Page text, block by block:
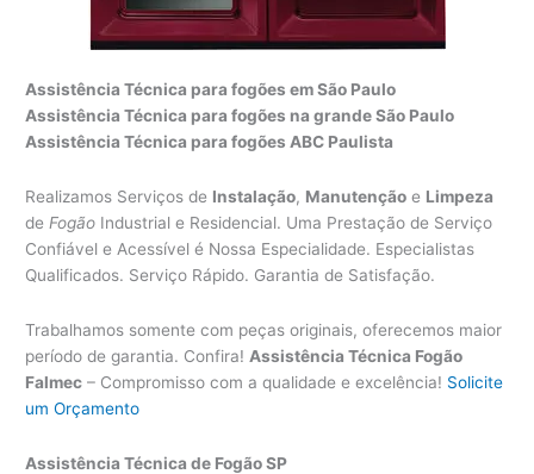
Assistência Técnica para fogões em São Paulo
Assistência Técnica para fogões na grande São Paulo
Assistência Técnica para fogões ABC Paulista
Realizamos Serviços de Instalação, Manutenção e Limpeza
de Fogão Industrial e Residencial. Uma Prestação de Serviço
Confiável e Acessível é Nossa Especialidade. Especialistas
Qualificados. Serviço Rápido. Garantia de Satisfação.
Trabalhamos somente com peças originais, oferecemos maior
período de garantia. Confira! Assistência Técnica Fogão
Falmec – Compromisso com a qualidade e excelência! Solicite
um Orçamento
Assistência Técnica de Fogão SP